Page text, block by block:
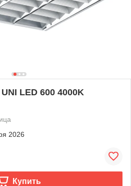
LED 600 4000K
2026
Купить